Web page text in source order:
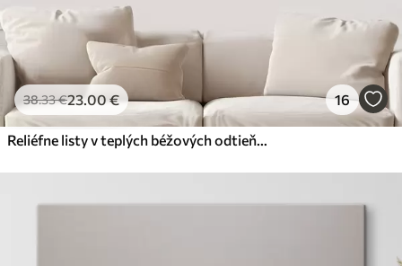
38.33€23.00€ 16
Reliéfne listy v teplých béžových odtieňoch